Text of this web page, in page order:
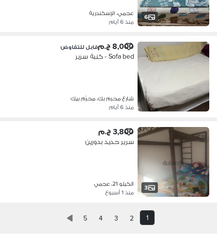
6
عجمي، الإسكندرية
منذ 6 أيام
8,000 ج.م قابل للتفاوض
Sofa bed - كنبة سرير
شارع محرم بك، محرّم بيك
منذ 6 أيام
3
3,800 ج.م
سرير حديد بدورين
الكيلو 21، عجمي
منذ 1 أسبوع
1
2
3
4
5